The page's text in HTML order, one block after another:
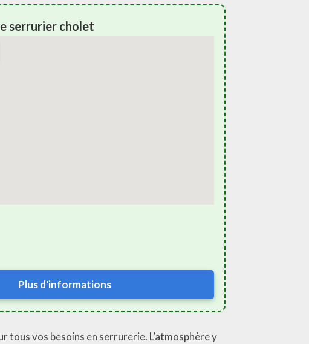
serrurier cholet
Plus d'informations
tous vos besoins en serrurerie. L’atmosphère y